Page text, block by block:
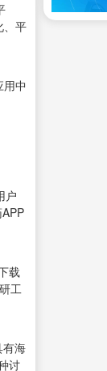
、平
中
户
载
工
有海
讨